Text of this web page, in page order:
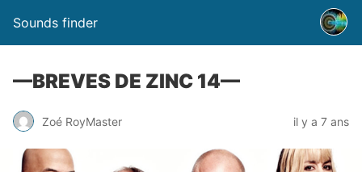
Sounds finder
—BREVES DE ZINC 14—
Zoé RoyMaster il y a 7 ans